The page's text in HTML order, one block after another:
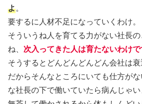
よ。
要するに人材不足になっていくわけ。
そういうね人を育てる力がない社長
ね、 次入ってきた人は育たないわけで
そうするとどんどんどんどん会社は衰
だからそんなところにいても仕方が
な社長の下で働いていたら病んじゃい